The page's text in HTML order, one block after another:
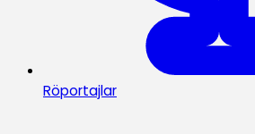
Röportajlar